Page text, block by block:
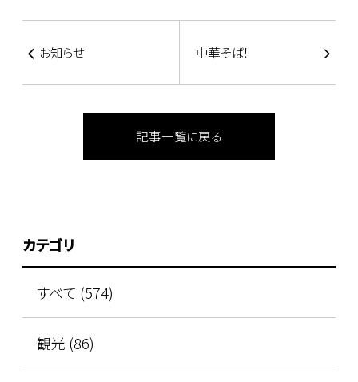
お知らせ 中華そば！
記事一覧に戻る
カテゴリ
すべて (574)
観光 (86)